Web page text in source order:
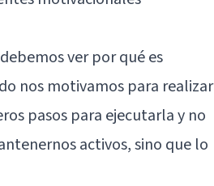
ver por qué es
nos motivamos para realizar
pasos para ejecutarla y no
activos, sino que lo